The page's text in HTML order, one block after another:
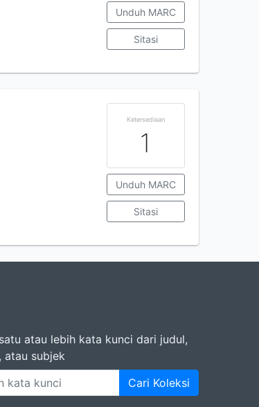
Unduh MARC
Sitasi
Ketersediaan
1
Unduh MARC
Sitasi
atau lebih kata kunci dari judul,
atau subjek
Cari Koleksi